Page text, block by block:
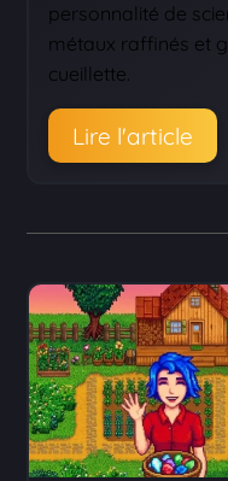
personnalité de
métaux raffinés et
cueillette.
Lire l'article